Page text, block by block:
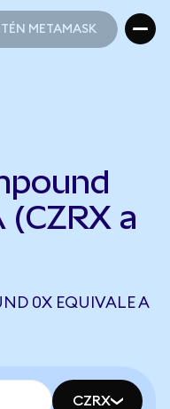
METAMASK
a
0X EQUIVALE A
CZRX